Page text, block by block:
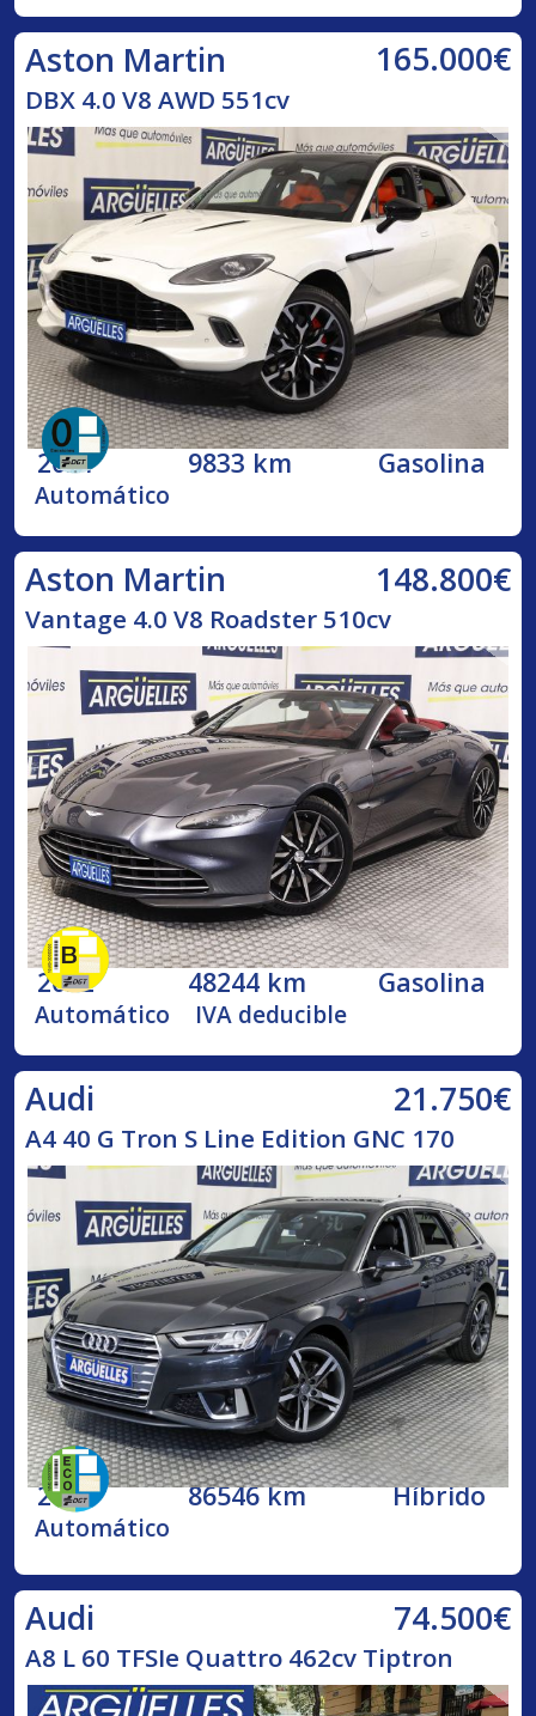
Aston Martin 165.000€
DBX 4.0 V8 AWD 551cv
2021 9833 km Gasolina
Automático
Aston Martin 148.800€
Vantage 4.0 V8 Roadster 510cv
2022 48244 km Gasolina
Automático IVA deducible
Audi 21.750€
A4 40 G Tron S Line Edition GNC 170
2020 86546 km Híbrido
Automático
Audi 74.500€
A8 L 60 TFSIe Quattro 462cv Tiptron